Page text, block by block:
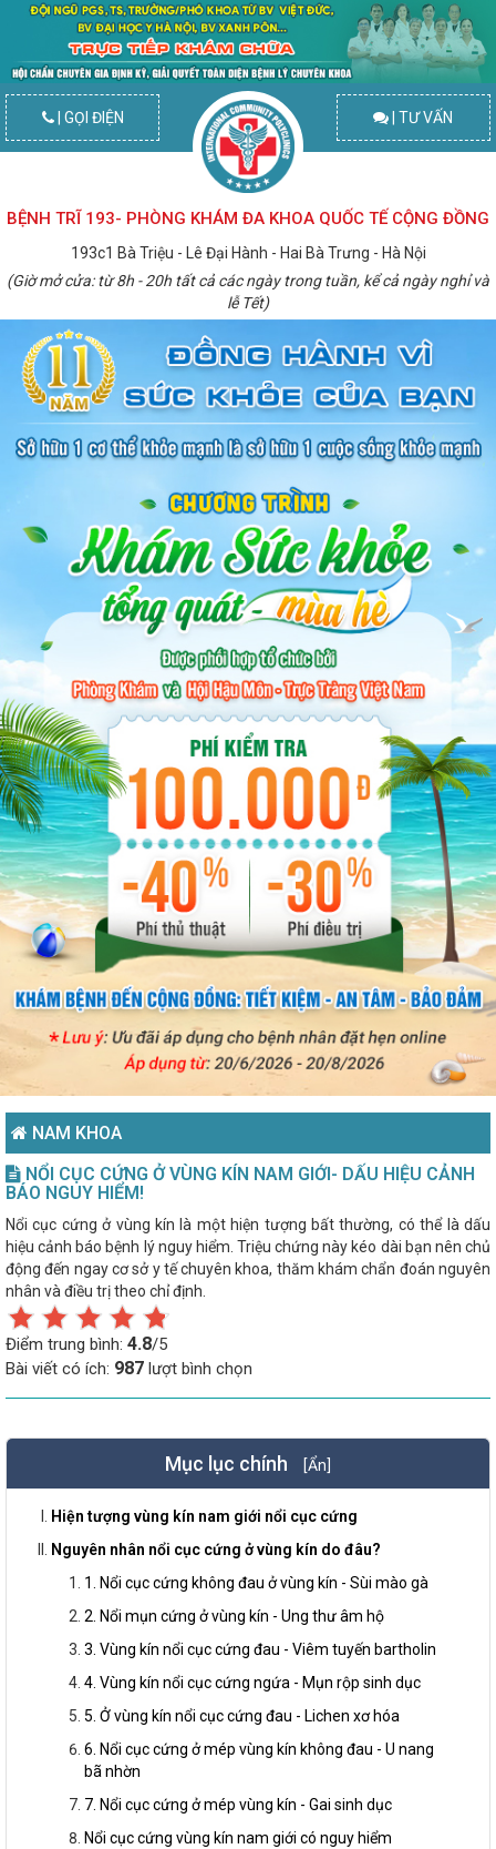
| GỌI ĐIỆN | TƯ VẤN
BỆNH TRĨ 193- PHÒNG KHÁM ĐA KHOA QUỐC TẾ CỘNG ĐỒNG
193c1 Bà Triệu - Lê Đại Hành - Hai Bà Trưng - Hà Nội
(Giờ mở cửa: từ 8h - 20h tất cả các ngày trong tuần, kể cả ngày nghỉ và
lễ Tết)
NAM KHOA
NỔI CỤC CỨNG Ở VÙNG KÍN NAM GIỚI- DẤU HIỆU CẢNH
BÁO NGUY HIỂM!
Nổi cục cứng ở vùng kín là một hiện tượng bất thường, có thể là dấu
hiệu cảnh báo bệnh lý nguy hiểm. Triệu chứng này kéo dài bạn nên chủ
động đến ngay cơ sở y tế chuyên khoa, thăm khám chẩn đoán nguyên
nhân và điều trị theo chỉ định.
Điểm trung bình: 4.8/5
Bài viết có ích: 987 lượt bình chọn
Mục lục chính [Ẩn]
Hiện tượng vùng kín nam giới nổi cục cứng
Nguyên nhân nổi cục cứng ở vùng kín do đâu?
1. Nổi cục cứng không đau ở vùng kín - Sùi mào gà
2. Nổi mụn cứng ở vùng kín - Ung thư âm hộ
3. Vùng kín nổi cục cứng đau - Viêm tuyến bartholin
4. Vùng kín nổi cục cứng ngứa - Mụn rộp sinh dục
5. Ở vùng kín nổi cục cứng đau - Lichen xơ hóa
6. Nổi cục cứng ở mép vùng kín không đau - U nang
bã nhờn
7. Nổi cục cứng ở mép vùng kín - Gai sinh dục
Nổi cục cứng vùng kín nam giới có nguy hiểm